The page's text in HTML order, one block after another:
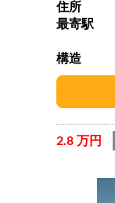
住所
最寄駅
構造
2.8 万円